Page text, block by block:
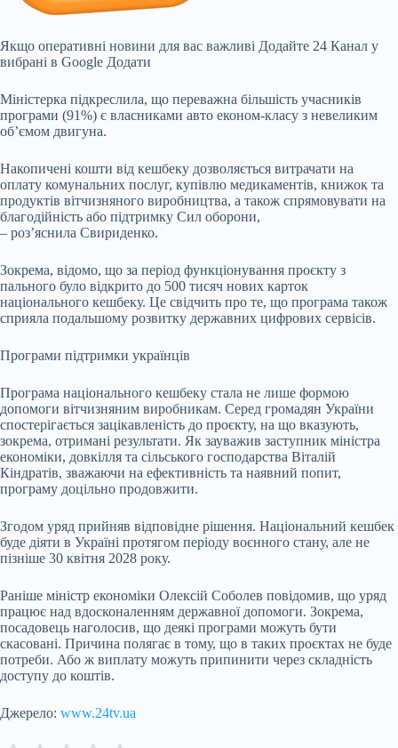
Якщо оперативні новини для вас важливі Додайте 24 Канал у
вибрані в Google Додати
Міністерка підкреслила, що переважна більшість учасників
програми (91%) є власниками авто економ-класу з невеликим
об’ємом двигуна.
Накопичені кошти від кешбеку дозволяється витрачати на
оплату комунальних послуг, купівлю медикаментів, книжок та
продуктів вітчизняного виробництва, а також спрямовувати на
благодійність або підтримку Сил оборони,
– роз’яснила Свириденко.
Зокрема, відомо, що за період функціонування проєкту з
пального було відкрито до 500 тисяч нових карток
національного кешбеку. Це свідчить про те, що програма також
сприяла подальшому розвитку державних цифрових сервісів.
Програми підтримки українців
Програма національного кешбеку стала не лише формою
допомоги вітчизняним виробникам. Серед громадян України
спостерігається зацікавленість до проєкту, на що вказують,
зокрема, отримані результати. Як зауважив заступник міністра
економіки, довкілля та сільського господарства Віталій
Кіндратів, зважаючи на ефективність та наявний попит,
програму доцільно продовжити.
Згодом уряд прийняв відповідне рішення. Національний кешбек
буде діяти в Україні протягом періоду воєнного стану, але не
пізніше 30 квітня 2028 року.
Раніше міністр економіки Олексій Соболев повідомив, що уряд
працює над вдосконаленням державної допомоги. Зокрема,
посадовець наголосив, що деякі програми можуть бути
скасовані. Причина полягає в тому, що в таких проєктах не буде
потреби. Або ж виплату можуть припинити через складність
доступу до коштів.
Джерело: www.24tv.ua